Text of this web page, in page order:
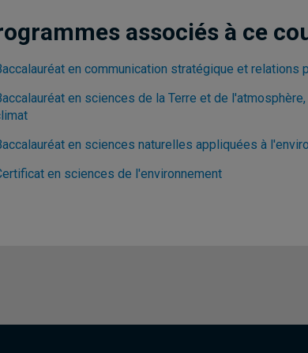
associés à ce
en communication stratégique et relations
en sciences de la Terre et de
en sciences naturelles appliquées à
en sciences de l'environnement